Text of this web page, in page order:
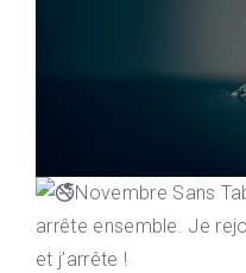
Novembre Sans
arrête ensemble. Je
et j’arrête !